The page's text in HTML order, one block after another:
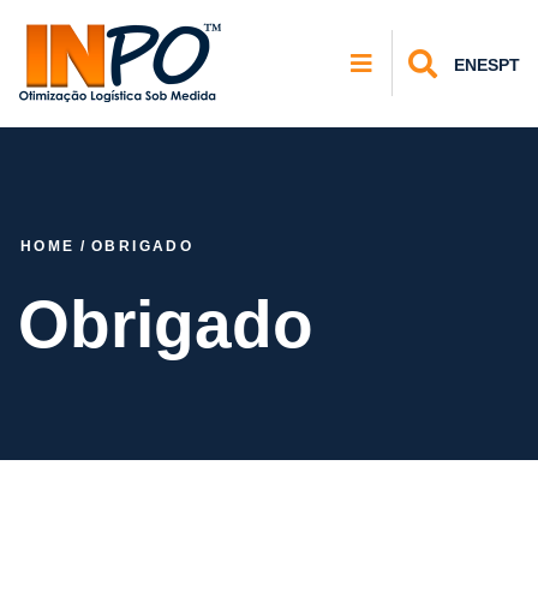
ENESPT
HOME / OBRIGADO
Obrigado